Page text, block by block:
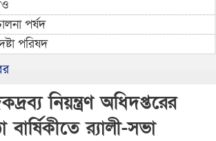
পর্ষদ
পরিষদ
নিয়ন্ত্রণ অধিদপ্তরের
বার্ষিকীতে র‌্যালী-সভা